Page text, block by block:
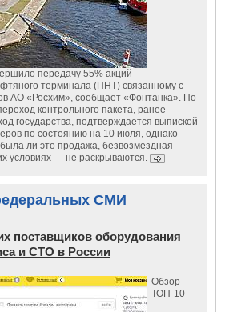
передачу 55% акций
терминала (ПНТ) связанному с
АО «Росхим», сообщает «Фонтанка». По
контрольного пакета, ранее
государства, подтверждается выпиской
по состоянию на 10 июля, однако
ли это продажа, безвозмездная
условиях — не раскрываются.
СМИ
поставщиков оборудования
и СТО в России
Обзор
ТОП-10